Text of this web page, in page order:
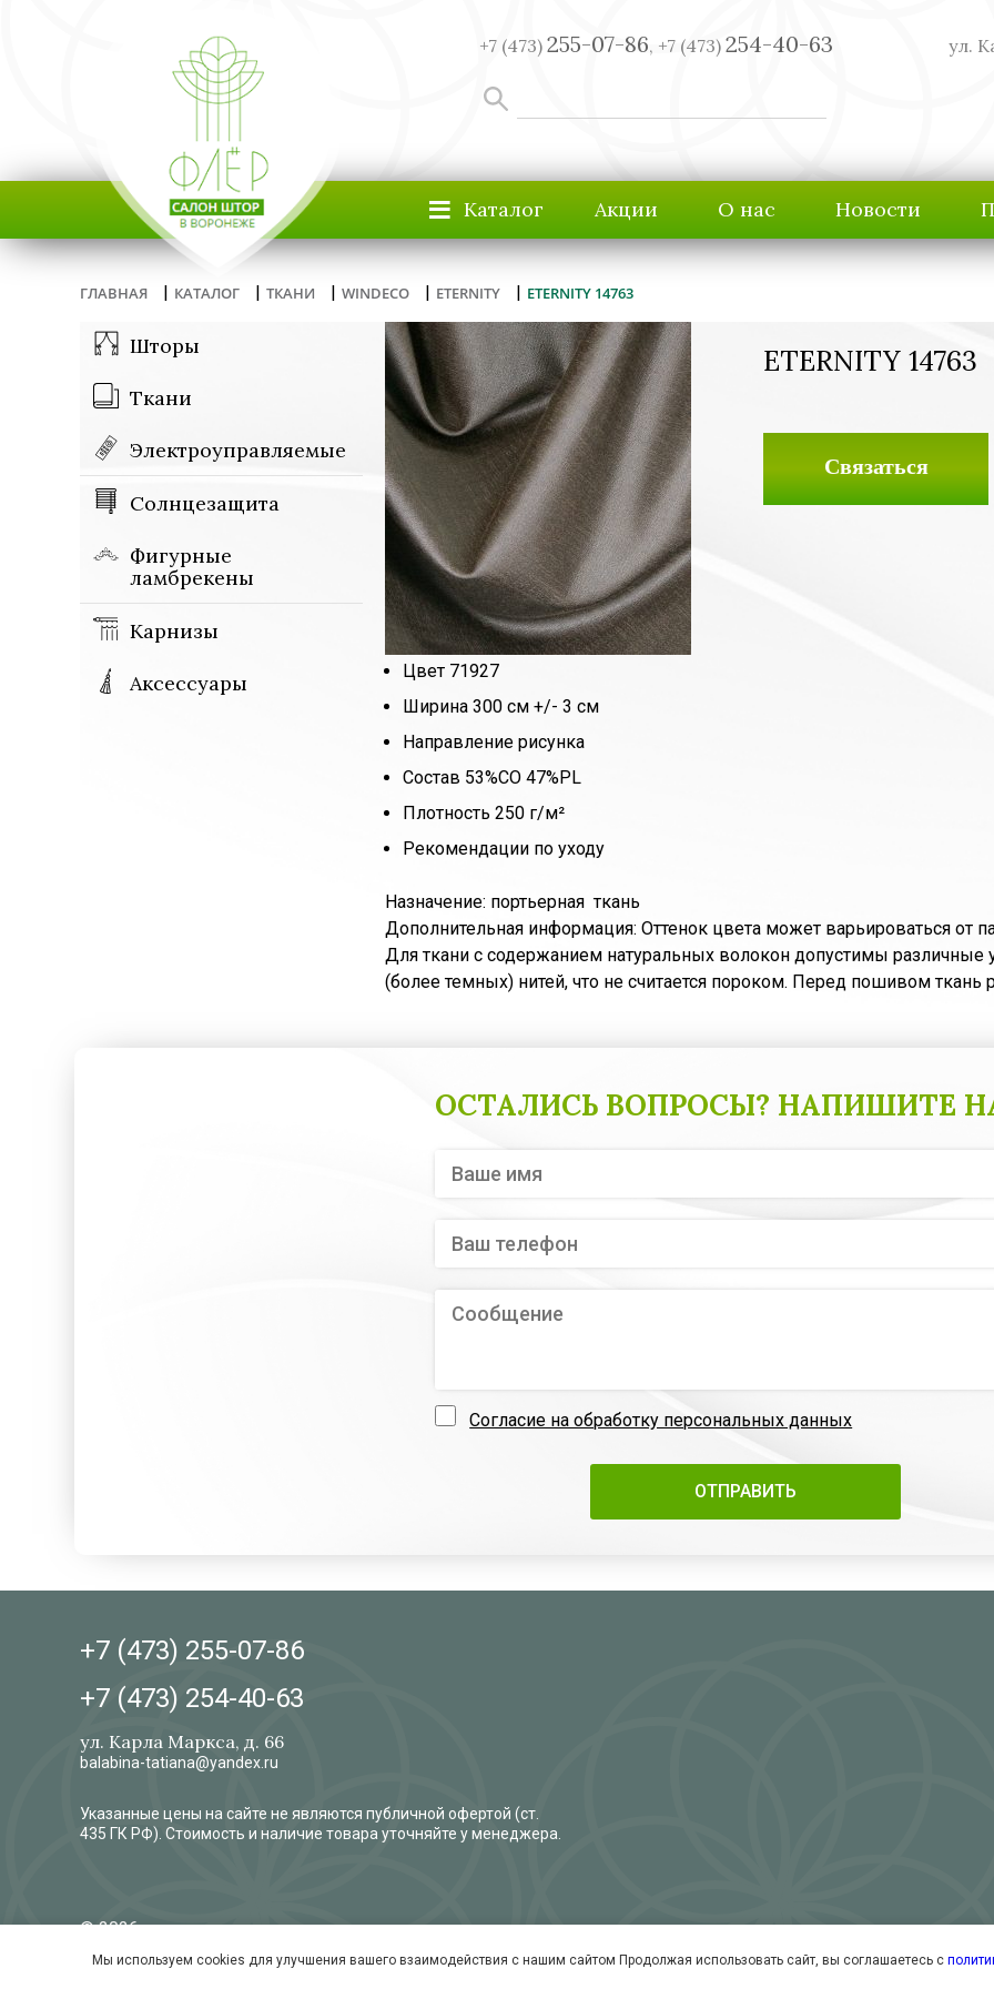
+7 (473) 255-07-86, +7 (473) 254-40-63 ул.
≡ Каталог Акции О нас Новости
ГЛАВНАЯ | КАТАЛОГ | ТКАНИ | WINDECO | ETERNITY | ETERNITY 14763
Шторы
Ткани
Электроуправляемые
Солнцезащита
Фигурные
ламбрекены
Карнизы
Аксессуары
ETERNITY 14763
Связаться
Цвет 71927
Ширина 300 см +/- 3 см
Направление рисунка
Состав 53%CO 47%PL
Плотность 250 г/м²
Рекомендации по уходу
Назначение: портьерная ткань
Дополнительная информация: Оттенок цвета может варьироваться от
Для ткани с содержанием натуральных волокон допустимы различные
(более темных) нитей, что не считается пороком. Перед пошивом ткань
ОСТАЛИСЬ ВОПРОСЫ? НАПИШИТЕ
Согласие на обработку персональных данных
+7 (473) 255-07-86
+7 (473) 254-40-63
ул. Карла Маркса, д. 66
balabina-tatiana@yandex.ru
Указанные цены на сайте не являются публичной офертой (ст.
435 ГК РФ). Стоимость и наличие товара уточняйте у менеджера.
© 2026
Согласие на обработку персональных данных
Мы используем cookies для улучшения вашего взаимодействия с нашим сайтом Продолжая использовать сайт, вы соглашаетесь с